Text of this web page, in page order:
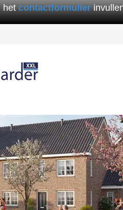
hetcontactformulier